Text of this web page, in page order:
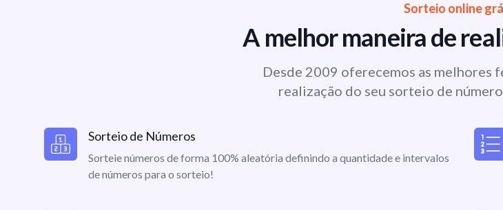
Sorteio online
A melhor maneira de
Desde 2009 oferecemos as melhores
realização do seu sorteio de
Sorteio de Números
Sorteie números de forma 100% aleatória definindo a quantidade e intervalos
de números para o sorteio!